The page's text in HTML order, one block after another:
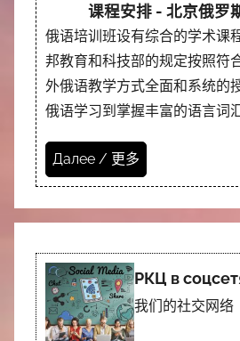
课程安排 - 北京俄罗
俄语培训班设有综合的学术课
邦教育和科技部的规定按照符
外俄语教学方式全面和系统的
俄语学习到掌握丰富的语言词
Далее / 更多
РКЦ в
我们的社交网络